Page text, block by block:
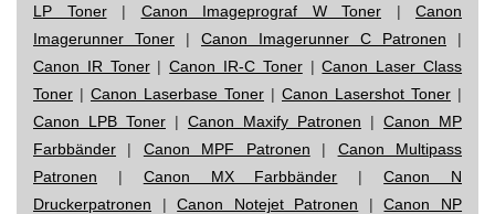
LP Toner| Canon Imageprograf W Toner | Canon
Imagerunner Toner | Canon Imagerunner C Patronen |
Canon IR Toner|Canon IR-C Toner|Canon Laser Class
Toner | Canon Laserbase Toner | Canon Lasershot Toner |
Canon LPB Toner | Canon Maxify Patronen | Canon MP
Farbbänder | Canon MPF Patronen | Canon Multipass
Patronen | Canon MX Farbbänder |Canon N
Druckerpatronen |Canon Notejet Patronen |Canon NP